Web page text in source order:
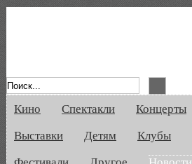
Кино Спектакли
Концерты
Выставки
Детям
Клубы